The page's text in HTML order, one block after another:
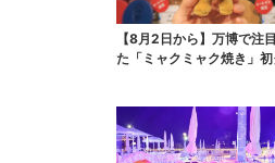
【8月2日から】万博で注
た「ミャクミャク焼き」初